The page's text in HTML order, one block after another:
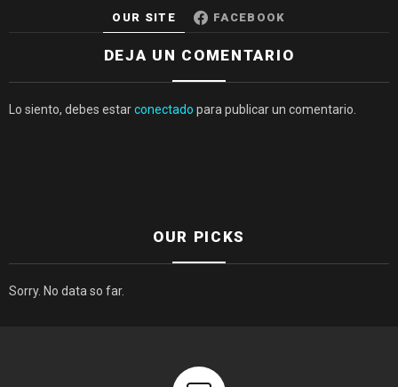
OUR SITE FACEBOOK
DEJA UN COMENTARIO
Lo siento, debes estarconectado para publicar un comentario.
OUR PICKS
Sorry. No data so far.